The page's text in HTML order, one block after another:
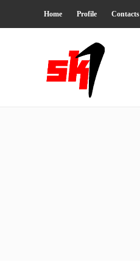
Home Profile Contacts